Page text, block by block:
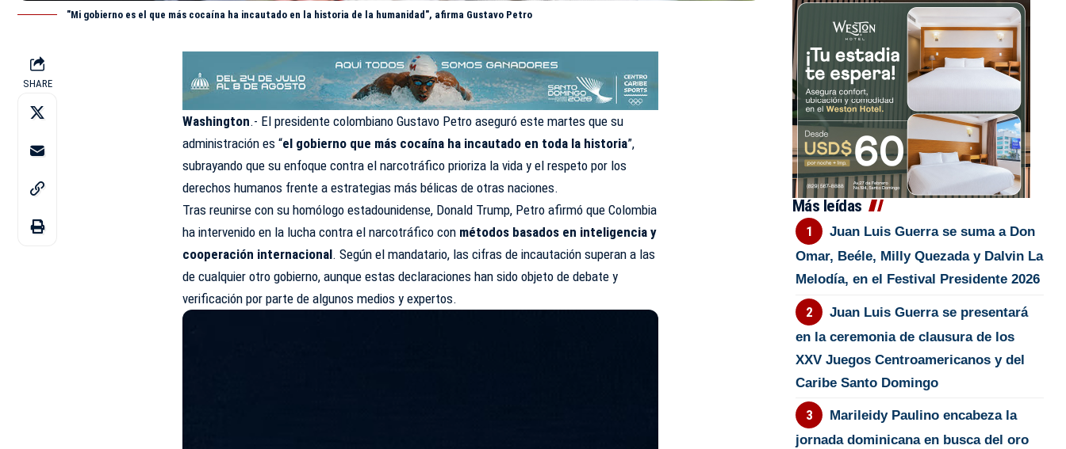
"Mi gobierno es el que más cocaína ha incautado en la historia de la humanidad", afirma Gustavo Petro
SHARE
Washington.- El presidente colombiano Gustavo Petro aseguró este martes que su
administración es “el gobierno que más cocaína ha incautado en toda la historia”,
subrayando que su enfoque contra el narcotráfico prioriza la vida y el respeto por los
derechos humanos frente a estrategias más bélicas de otras naciones.
Tras reunirse con su homólogo estadounidense, Donald Trump, Petroafirmó que Colombia
ha intervenido en la lucha contra el narcotráfico con métodos basados en inteligencia y
cooperación internacional. Según el mandatario, las cifras de incautación superan a las
de cualquier otro gobierno, aunque estas declaraciones han sido objeto de debate y
verificación por parte de algunos medios y expertos.
Más leídas
Juan Luis Guerra se suma a Don
Omar, Beéle, Milly Quezada y Dalvin La
Melodía, en el Festival Presidente 2026
Juan Luis Guerra se presentará
en la ceremonia de clausura de los
XXV Juegos Centroamericanos y del
Caribe Santo Domingo
Marileidy Paulino encabeza la
jornada dominicana en busca del oro